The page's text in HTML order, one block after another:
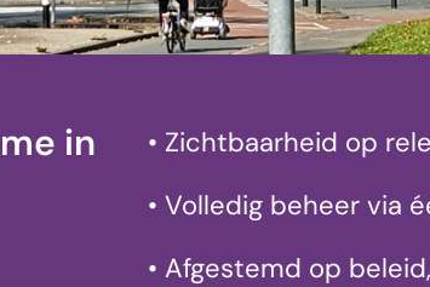
in
• Zichtbaarheid op
• Volledig beheer via
• Afgestemd op